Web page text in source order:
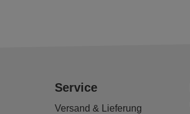
Service
Versand & Lieferung